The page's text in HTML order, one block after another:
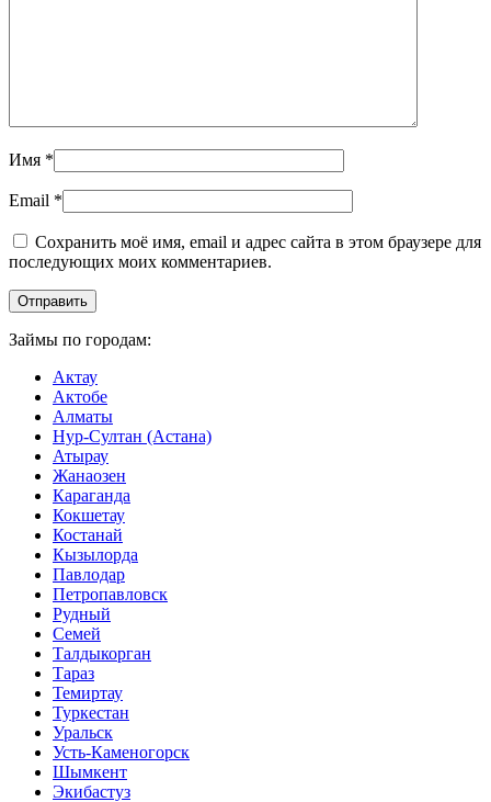
Имя *
Email *
Сохранить моё имя, email и адрес сайта в этом браузере для
последующих моих комментариев.
Займы по городам:
Актау
Актобе
Алматы
Нур-Султан (Астана)
Атырау
Жанаозен
Караганда
Кокшетау
Костанай
Кызылорда
Павлодар
Петропавловск
Рудный
Семей
Талдыкорган
Тараз
Темиртау
Туркестан
Уральск
Усть-Каменогорск
Шымкент
Экибастуз